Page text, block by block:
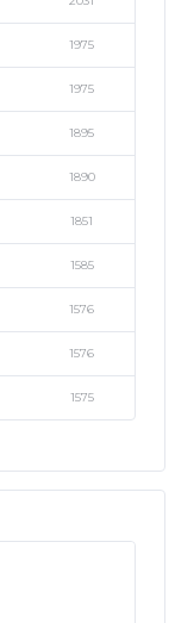
1975
1975
1895
1890
1851
1585
1576
1576
1575